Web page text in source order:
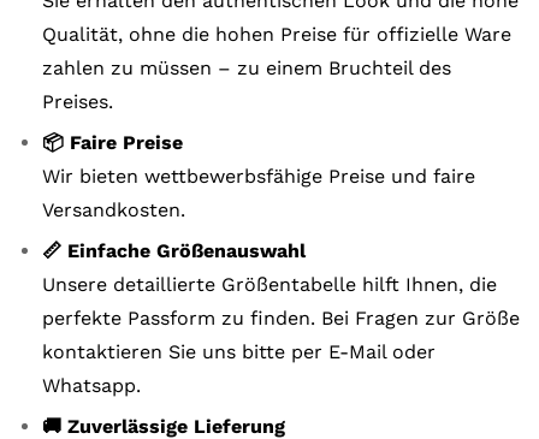
Qualität, ohne die hohen Preise für offizielle Ware
zahlen zu müssen – zu einem Bruchteil des
Preises.
📦 Faire Preise
Wir bieten wettbewerbsfähige Preise und faire
Versandkosten.
📏 Einfache Größenauswahl
Unsere detaillierte Größentabelle hilft Ihnen, die
perfekte Passform zu finden. Bei Fragen zur Größe
kontaktieren Sie uns bitte per E-Mail oder
Whatsapp.
🚚 Zuverlässige Lieferung